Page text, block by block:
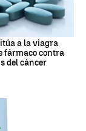
a la viagra
fármaco contra
del cáncer